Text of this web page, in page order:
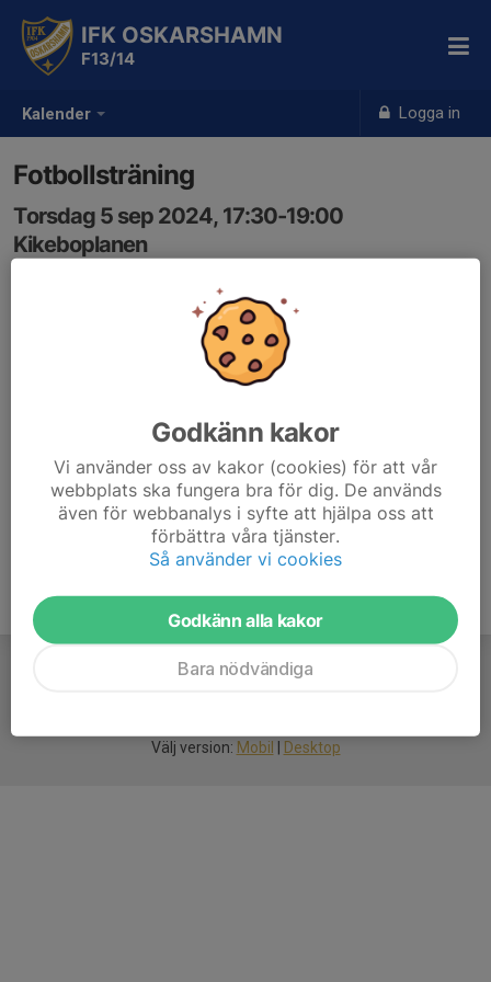
Kalender Logga in
IFK OSKARSHAMN
F13/14
Fotbollsträning
Torsdag 5 sep 2024, 17:30-19:00
Kikeboplanen
Samling: 17:15, Klubbstugan vid Kikeboplanen
Välj version: Mobil Desktop
Godkänn kakor
Vi använder oss av kakor (cookies) för att vår
webbplats ska fungera bra för dig. De används
även för webbanalys i syfte att hjälpa oss att
förbättra våra tjänster.
Så använder vi cookies
Godkänn alla kakor
Bara nödvändiga